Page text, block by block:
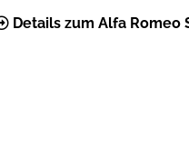
Details zum Alfa Romeo